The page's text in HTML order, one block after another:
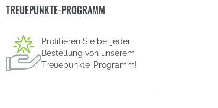
TREUEPUNKTE-PROGRAMM
Profitieren Sie bei jeder
Bestellung von unserem
Treuepunkte-Programm!